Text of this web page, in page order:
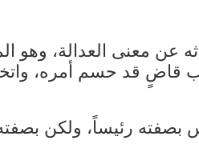
معنى العدالة، وهو
قاضٍ قد حسم أمره،
بصفته رئيساً، ولكن